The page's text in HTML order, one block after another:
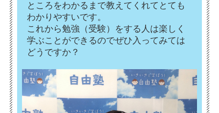
ところをわかるまで教えてくれてとても
わかりやすいです。
これから勉強（受験）をする人は楽しく
学ぶことができるのでぜひ入ってみては
どうですか？